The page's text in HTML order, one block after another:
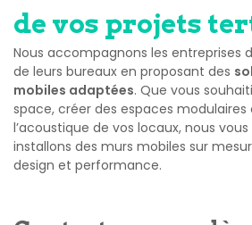
de vos projets
Nous accompagnons les entreprises
de leurs bureaux en proposant des
mobiles adaptées. Que vous
space, créer des espaces
l’acoustique de vos locaux, nous
installons des murs mobiles sur
design et performance.